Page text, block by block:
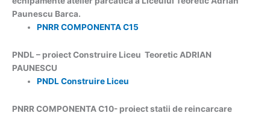
Paunescu Barca.
PNRR COMPONENTA C15
PNDL – proiect Construire Liceu Teoretic ADRIAN
PAUNESCU
PNDL Construire Liceu
PNRR COMPONENTA C10- proiect statii de reincarcare